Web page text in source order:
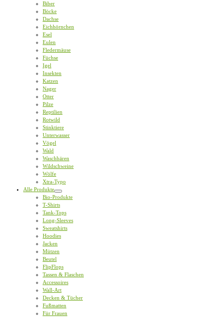
Biber
Böcke
Dachse
Eichhörnchen
Esel
Eulen
Fledermäuse
Füchse
Igel
Insekten
Katzen
Nager
Otter
Pilze
Reptilien
Rotwild
Stinktiere
Unterwasser
Vögel
Wald
Waschbären
Wildschweine
Wölfe
Xtra-Typo
Alle Produkte
Bio-Produkte
T-Shirts
Tank-Tops
Long-Sleeves
Sweatshirts
Hoodies
Jacken
Mützen
Beutel
FlipFlops
Tassen & Flaschen
Accessoires
Wall-Art
Decken & Tücher
Fußmatten
Für Frauen